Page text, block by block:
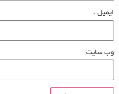
ایمیل *
وب‌ سایت